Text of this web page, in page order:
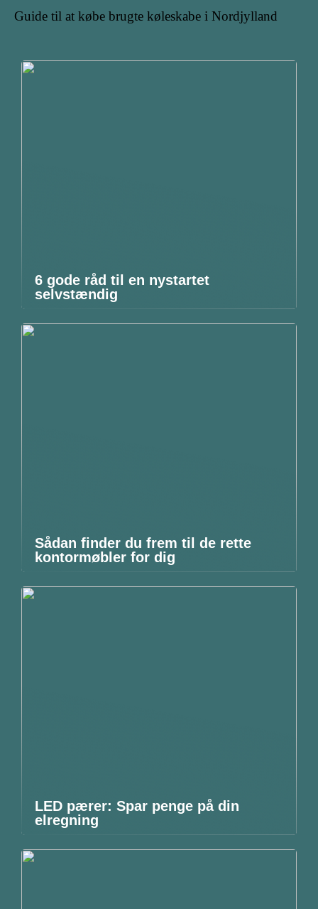
Guide til at købe brugte køleskabe i Nordjylland
6 gode råd til en nystartet
selvstændig
Sådan finder du frem til de rette
kontormøbler for dig
LED pærer: Spar penge på din
elregning